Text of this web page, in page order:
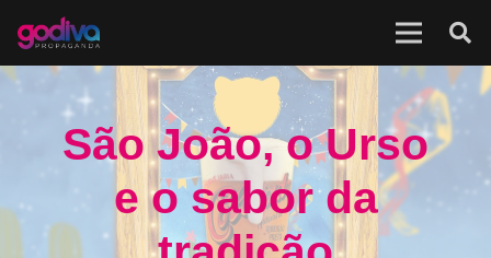
São João, o Urso
e o sabor da